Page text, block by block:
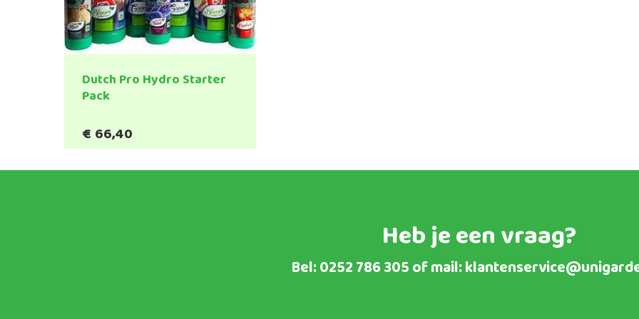
Dutch Pro Hydro Starter
Pack
€ 66,40
Heb je een vraag?
Bel:0252 786 305of mail: